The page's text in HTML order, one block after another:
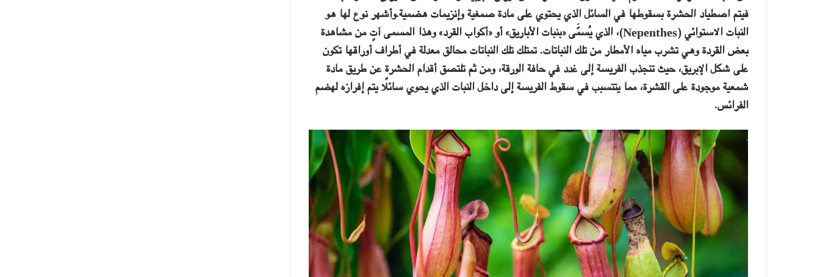
فيتم اصطياد الحشرة بسقوطها في السائل الذي يحتوي على مادة صمغية وإنزيمات هضمية.وأشهر نوع لها هو
النبات الاستوائي (Nepenthes)، الذي يُسمَّى «بنبات الأباريق» أو «أكواب القرد» وهذا المسمى آتٍ من مشاهدة
بعض القردة وهي تشرب مياه الأمطار من تلك النباتات. تمتلك تلك النباتات محالق معدلة في أطراف أوراقها تكون
على شكل الإبريق، حيث تنجذب الفريسة إلى غدد في حافة الورقة، ومن ثم تلتصق أقدام الحشرة عن طريق مادة
شمعية موجودة على القشرة، مما يتتسبب في سقوط الفريسة إلى داخل النبات الذي يحوي سائلًا يتم إفرازه لهضم
الفرائس.